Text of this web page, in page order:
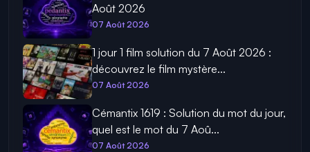
Août 2026
07 Août 2026
1 jour 1 film solution du 7 Août 2026 :
découvrez le film mystère...
07 Août 2026
Cémantix 1619 : Solution du mot du jour,
quel est le mot du 7 Aoû...
07 Août 2026